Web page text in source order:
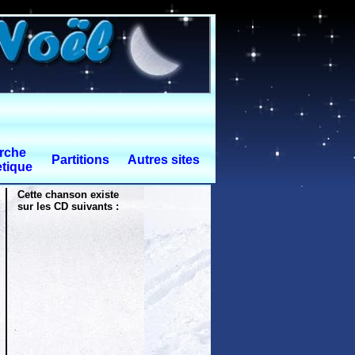
Partitions Autres sites
Cette chanson existe
sur les CD suivants :